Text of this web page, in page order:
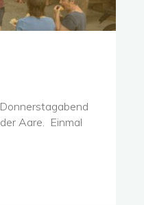
Aare. Einmal